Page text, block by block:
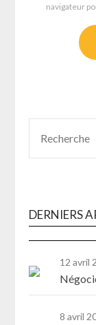
navigateur
DERNIERS
12 avril
8 avril